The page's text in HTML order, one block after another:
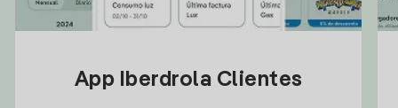
App Iberdrola Clientes